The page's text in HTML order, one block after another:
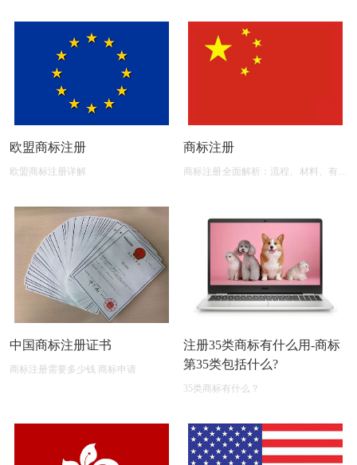
欧盟商标注册
欧盟商标注册详解
商标注册
商标注册全面解析：流程、材料、有效
中国商标注册证书
商标注册需要多少钱 商标申请
注册35类商标有什么用-商标
第35类包括什么?
35类商标有什么？